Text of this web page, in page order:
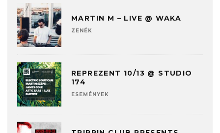
MARTIN M – LIVE @ WAKA
ZENÉK
REPREZENT 10/13 @ STUDIO
174
ESEMÉNYEK